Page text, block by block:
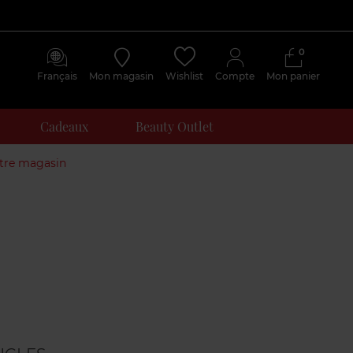
Français Mon magasin Wishlist Compte Mon panier
0
Cadeaux Beauty Outlet
magasin